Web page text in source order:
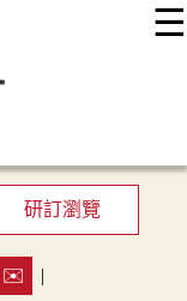
☰
研訂瀏覽
✉️ |